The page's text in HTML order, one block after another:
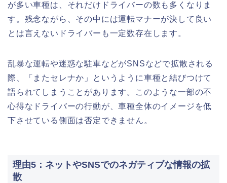
が多い車種は、それだけドライバーの数も多くなりま
す。残念ながら、その中には運転マナーが決して良い
とは言えないドライバーも一定数存在します。
乱暴な運転や迷惑な駐車などがSNSなどで拡散される
際、「またセレナか」というように車種と結びつけて
語られてしまうことがあります。このような一部の不
心得なドライバーの行動が、車種全体のイメージを低
下させている側面は否定できません。
理由5：ネットやSNSでのネガティブな情報の拡
散